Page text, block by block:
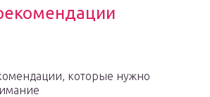
которые нужно